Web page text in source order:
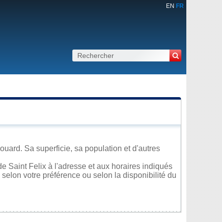
EN FR
Sa superficie, sa population et d'autres
Saint Felix à l'adresse et aux horaires indiqués
votre préférence ou selon la disponibilité du